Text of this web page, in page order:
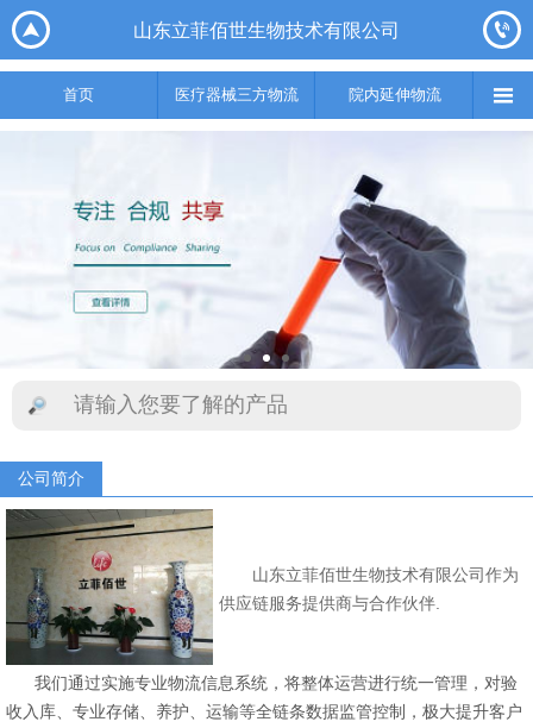
 山东立菲佰世生物技术有限公司 
首页 医疗器械三方物流 院内延伸物流 
公司简介
山东立菲佰世生物技术有限公司作为
供应链服务提供商与合作伙伴.
我们通过实施专业物流信息系统，将整体运营进行统一管理，对验
收入库、专业存储、养护、运输等全链条数据监管控制，极大提升客户

首页

医疗器械三方物流
 
实验室集成综合服务 供应链